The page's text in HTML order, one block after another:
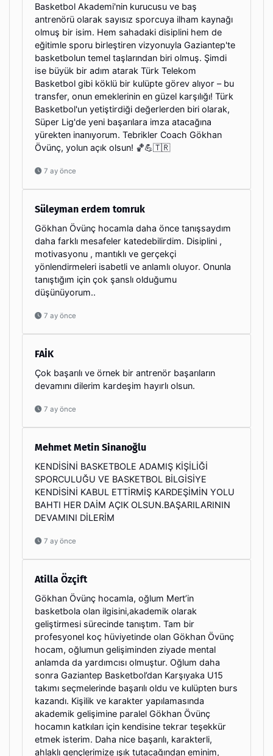
Basketbol Akademi'nin kurucusu ve baş
antrenörü olarak sayısız sporcuya ilham kaynağı
olmuş bir isim. Hem sahadaki disiplini hem de
eğitimle sporu birleştiren vizyonuyla Gaziantep'te
basketbolun temel taşlarından biri olmuş. Şimdi
ise büyük bir adım atarak Türk Telekom
Basketbol gibi köklü bir kulüpte görev alıyor – bu
transfer, onun emeklerinin en güzel karşılığı! Türk
Basketbol'un yetiştirdiği değerlerden biri olarak,
Süper Lig'de yeni başarılara imza atacağına
yürekten inanıyorum. Tebrikler Coach Gökhan
Övünç, yolun açık olsun! 🏀💪🇹🇷
7 ay önce
Süleyman erdem tomruk
Gökhan Övünç hocamla daha önce tanışsaydım
daha farklı mesafeler katedebilirdim. Disiplini ,
motivasyonu , mantıklı ve gerçekçi
yönlendirmeleri isabetli ve anlamlı oluyor. Onunla
tanıştığım için çok şanslı olduğumu
düşünüyorum..
7 ay önce
FAİK
Çok başarılı ve örnek bir antrenör başarıların
devamını dilerim kardeşim hayırlı olsun.
7 ay önce
Mehmet Metin Sinanoğlu
KENDİSİNİ BASKETBOLE ADAMIŞ KİŞİLİĞİ
SPORCULUĞU VE BASKETBOL BİLGİSİYE
KENDİSİNİ KABUL ETTİRMİŞ KARDEŞİMİN YOLU
BAHTI HER DAİM AÇIK OLSUN.BAŞARILARININ
DEVAMINI DİLERİM
7 ay önce
Atilla Özçift
Gökhan Övünç hocamla, oğlum Mert’in
basketbola olan ilgisini,akademik olarak
geliştirmesi sürecinde tanıştım. Tam bir
profesyonel koç hüviyetinde olan Gökhan Övünç
hocam, oğlumun gelişiminden ziyade mental
anlamda da yardımcısı olmuştur. Oğlum daha
sonra Gaziantep Basketbol’dan Karşıyaka U15
takımı seçmelerinde başarılı oldu ve kulüpten burs
kazandı. Kişilik ve karakter yapılamasında
akademik gelişimine paralel Gökhan Övünç
hocamın katkıları için kendisine tekrar teşekkür
etmek isterim. Daha nice başarılı, karakterli,
ahlaklı gençlerimize ışık tutacağından eminim,